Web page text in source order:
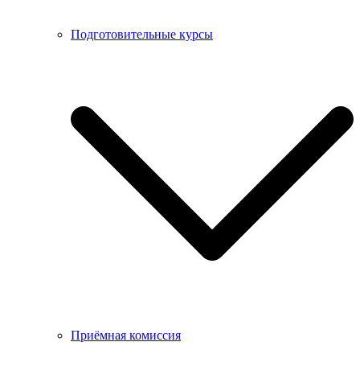
Подготовительные курсы
Приёмная комиссия